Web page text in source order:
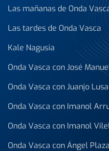
Las mañanas de Onda
Las tardes de Onda Vasca
Kale Nagusia
Onda Vasca con José
Onda Vasca con Juanjo
Onda Vasca con Imanol
Onda Vasca con Imanol
Onda Vasca con Ángel Plaza